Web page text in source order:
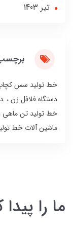
تير 1403
خط تولید سس
دستگاه فلافل زن
خط تولید تن ماهی
ماشین آلات خط
ما را پیدا